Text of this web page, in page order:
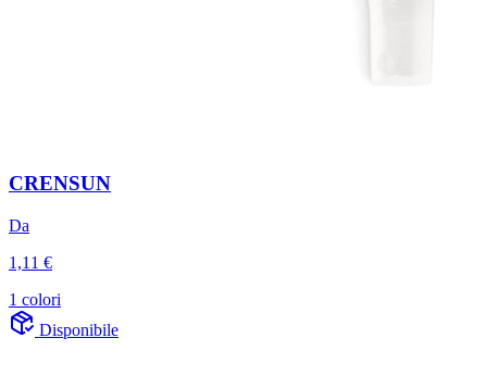
CRENSUN
Da
1,11 €
1 colori
Disponibile